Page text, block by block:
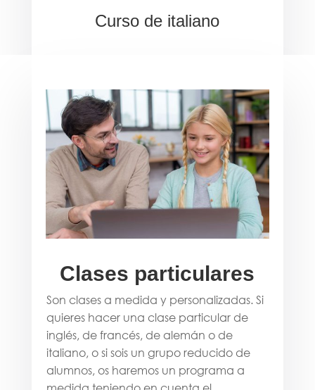
Curso de italiano
Clases particulares
Son clases a medida y personalizadas. Si
quieres hacer una clase particular de
inglés, de francés, de alemán o de
italiano, o si sois un grupo reducido de
alumnos, os haremos un programa a